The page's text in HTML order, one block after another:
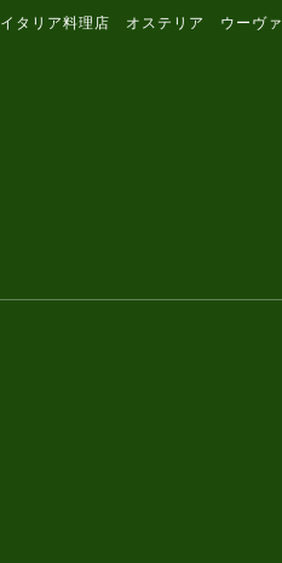
イタリア料理店 オステリア ウーヴァ